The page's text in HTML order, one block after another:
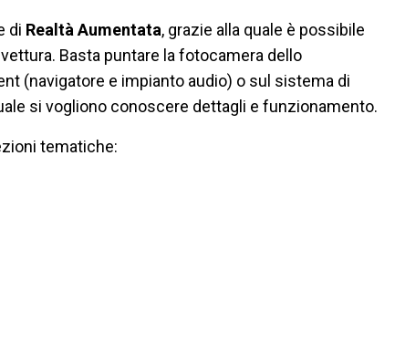
di Realtà Aumentata, grazie alla quale è possibile
Basta puntare la fotocamera dello
(navigatore e impianto audio) o sul sistema di
si vogliono conoscere dettagli e funzionamento.
tematiche: